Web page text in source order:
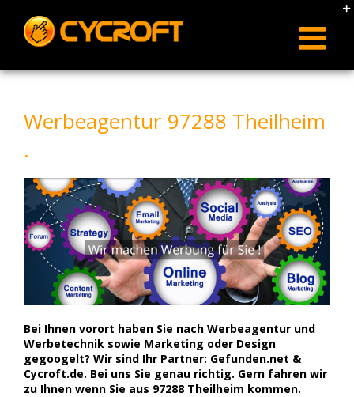
content
Werbeagentur 97288 Theilheim
.
Bei Ihnen vorort haben Sie nach Werbeagentur und
Werbetechnik sowie Marketing oder Design
gegoogelt? Wir sind Ihr Partner: Gefunden.net &
Cycroft.de. Bei uns Sie genau richtig. Gern fahren wir
zu Ihnen wenn Sie aus 97288 Theilheim kommen.